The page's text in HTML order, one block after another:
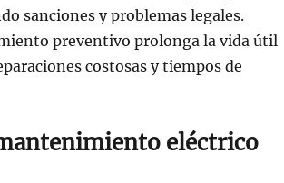
sanciones y problemas legales.
preventivo prolonga la vida útil
costosas y tiempos de
eléctrico